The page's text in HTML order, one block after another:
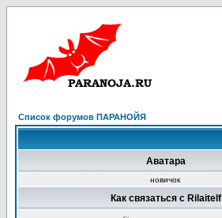
Список форумов ПАРАНОЙЯ
Аватара
новичок
Как связаться с Rilaitelf